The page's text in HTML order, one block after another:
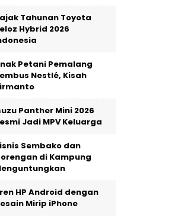
Tahunan Toyota
Hybrid 2026
Petani Pemalang
Nestlé, Kisah
Panther Mini 2026
Jadi MPV Keluarga
Sembako dan
di Kampung
HP Android dengan
Mirip iPhone